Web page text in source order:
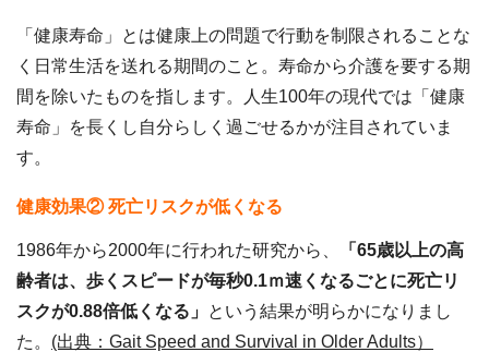
「健康寿命」とは健康上の問題で行動を制限されることな
く日常生活を送れる期間のこと。寿命から介護を要する期
間を除いたものを指します。人生100年の現代では「健康
寿命」を長くし自分らしく過ごせるかが注目されていま
す。
健康効果② 死亡リスクが低くなる
1986年から2000年に行われた研究から、
「65歳以上の高
齢者は、歩くスピードが毎秒0.1ｍ速くなるごとに死亡リ
スクが0.88倍低くなる」 という結果が明らかになりまし
た。 (出典：Gait Speed and Survival in Older Adults）